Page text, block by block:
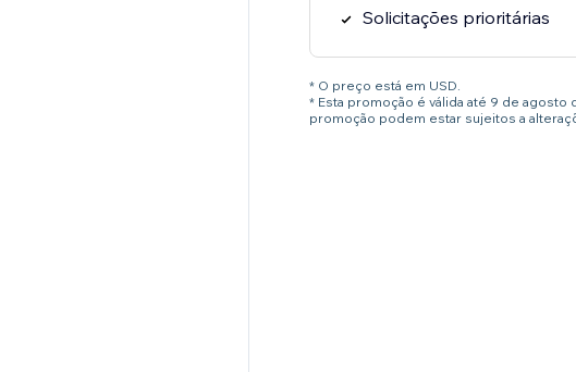
Solicitações prioritárias
* O preço está em USD.
* Esta promoção é válida até 9 de
promoção podem estar sujeitos a